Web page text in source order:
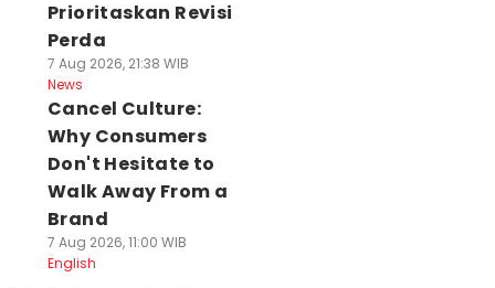
Prioritaskan Revisi
Perda
7 Aug 2026, 21:38 WIB
News
Cancel Culture:
Why Consumers
Don't Hesitate to
Walk Away From a
Brand
7 Aug 2026, 11:00 WIB
English